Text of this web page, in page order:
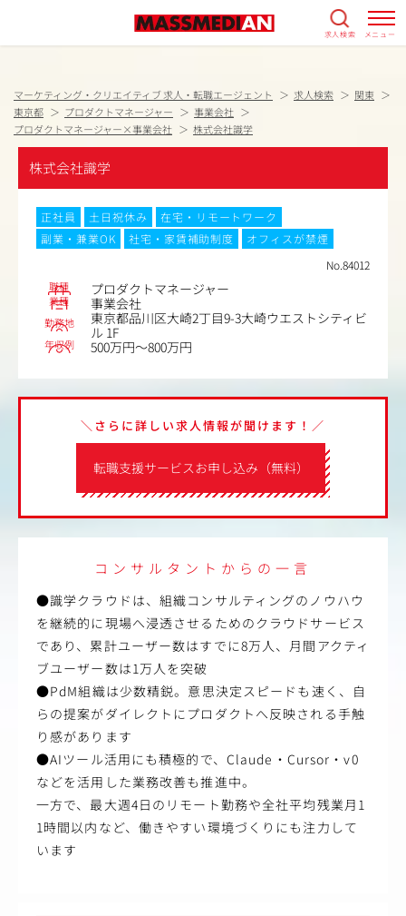
求人検索 メニュー
マーケティング・クリエイティブ 求人・転職エージェント 求人検索
関東
東京都
プロダクトマネージャー
事業会社
プロダクトマネージャー×事業会社
株式会社識学
株式会社識学
正社員 土日祝休み
在宅・リモートワーク
副業・兼業OK
社宅・家賃補助制度
オフィスが禁煙
No.84012
職種 プロダクトマネージャー
業種 事業会社
勤務地
東京都品川区大崎2丁目9-3大崎ウエストシティビ
ル 1F
年収例 500万円～800万円
転職支援サービスお申し込み（無料）
＼さらに詳しい求人情報が聞けます！／
コンサルタントからの一言
●識学クラウドは、組織コンサルティングのノウハウ
を継続的に現場へ浸透させるためのクラウドサービス
であり、累計ユーザー数はすでに8万人、月間アクティ
ブユーザー数は1万人を突破
●PdM組織は少数精鋭。意思決定スピードも速く、自
らの提案がダイレクトにプロダクトへ反映される手触
り感があります
●AIツール活用にも積極的で、Claude・Cursor・v0
などを活用した業務改善も推進中。
一方で、最大週4日のリモート勤務や全社平均残業月1
1時間以内など、働きやすい環境づくりにも注力して
います